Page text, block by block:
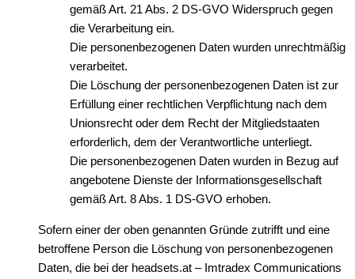
gemäß Art. 21 Abs. 2 DS-GVO Widerspruch gegen
die Verarbeitung ein.
Die personenbezogenen Daten wurden unrechtmäßig
verarbeitet.
Die Löschung der personenbezogenen Daten ist zur
Erfüllung einer rechtlichen Verpflichtung nach dem
Unionsrecht oder dem Recht der Mitgliedstaaten
erforderlich, dem der Verantwortliche unterliegt.
Die personenbezogenen Daten wurden in Bezug auf
angebotene Dienste der Informationsgesellschaft
gemäß Art. 8 Abs. 1 DS-GVO erhoben.
Sofern einer der oben genannten Gründe zutrifft und eine
betroffene Person die Löschung von personenbezogenen
Daten, die bei der headsets.at – Imtradex Communications